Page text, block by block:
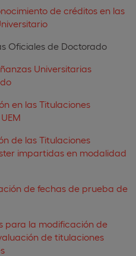
de créditos en las
Oficiales de Doctorado
Universitarias
en las Titulaciones
de las Titulaciones
impartidas en modalidad
de fechas de prueba de
para la modificación de
de titulaciones